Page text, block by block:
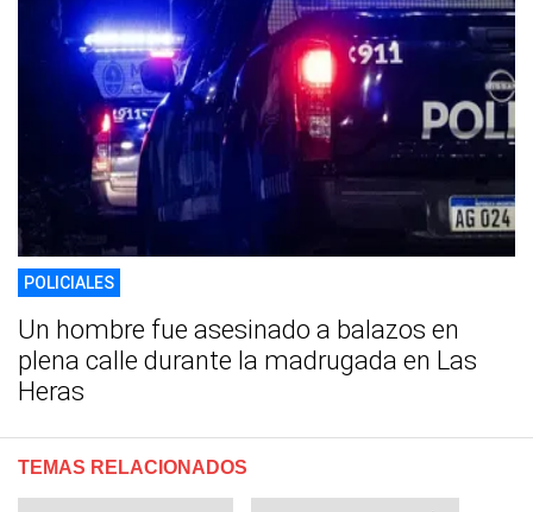
POLICIALES
Un hombre fue asesinado a balazos en
plena calle durante la madrugada en Las
Heras
TEMAS RELACIONADOS